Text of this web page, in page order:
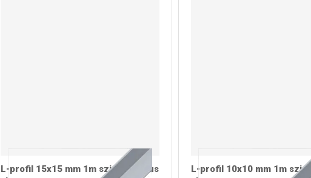
L-profil 15x15 mm 1m szimmetrikus
L-profil 10x10 mm 1m